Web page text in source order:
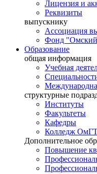
Лицензия и
Реквизиты
выпускнику
Ассоциация
Фонд
Образование
общая информация
Учебная
структурные
Институты
Факультеты
Кафедры
Колледж
Дополнительное
Повышение